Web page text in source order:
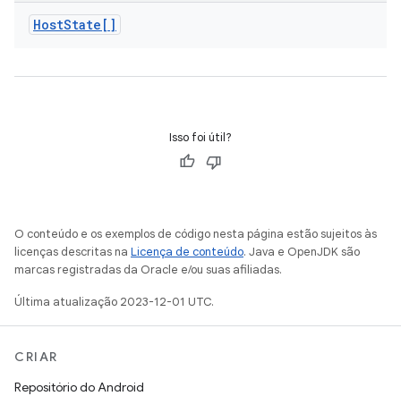
HostState[]
Isso foi útil?
O conteúdo e os exemplos de código nesta página estão sujeitos às
licenças descritas na Licença de conteúdo. Java e OpenJDK são
marcas registradas da Oracle e/ou suas afiliadas.
Última atualização 2023-12-01 UTC.
CRIAR
Repositório do Android